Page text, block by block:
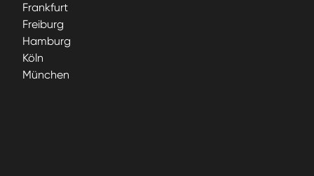
Frankfurt
Freiburg
Hamburg
Köln
München